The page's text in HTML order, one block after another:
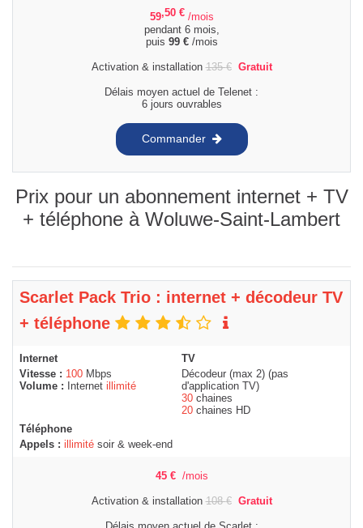
59,50 € /mois
pendant 6 mois,
puis 99 €/mois
Activation & installation135€ Gratuit
Délais moyen actuel de Telenet :
6 jours ouvrables
Commander
Prix pour un abonnement internet + TV
+ téléphone à Woluwe-Saint-Lambert
Scarlet Pack Trio : internet + décodeur TV
+ téléphone
Internet
Vitesse : 100 Mbps
Volume : Internet illimité
TV
Décodeur (max 2) (pas
d'application TV)
30 chaines
20 chaines HD
Téléphone
Appels : illimité soir & week-end
45 € /mois
Activation & installation108€ Gratuit